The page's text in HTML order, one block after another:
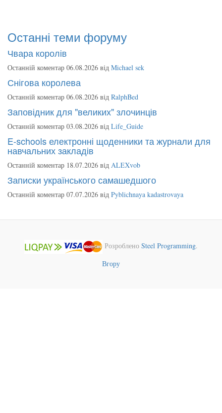
Останні теми форуму
Чвара королів
Останній коментар 06.08.2026 від Michael sek
Снігова королева
Останній коментар 06.08.2026 від RalphBed
Заповідник для "великих" злочинців
Останній коментар 03.08.2026 від Life_Guide
E-schools електронні щоденники та журнали для
навчальних закладів
Останній коментар 18.07.2026 від ALEXvob
Записки українського самашедшого
Останній коментар 07.07.2026 від Pyblichnaya kadastrovaya
Розроблено Steel Programming.
Вгору